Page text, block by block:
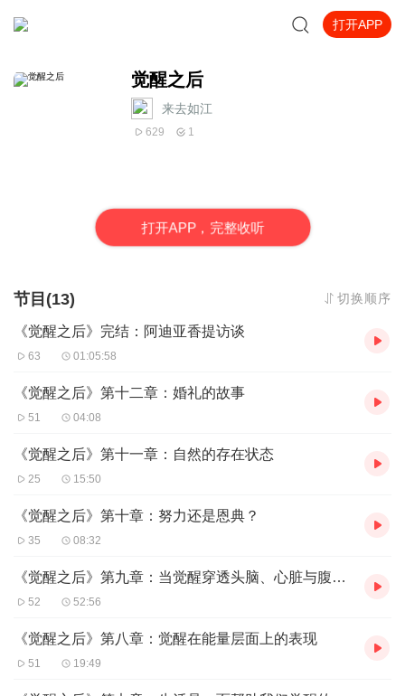
打开APP
觉醒之后
来去如江
629 1
打开APP，完整收听
节目(13) 切换顺序
《觉醒之后》完结：阿迪亚香提访谈
63 01:05:58
《觉醒之后》第十二章：婚礼的故事
51 04:08
《觉醒之后》第十一章：自然的存在状态
25 15:50
《觉醒之后》第十章：努力还是恩典？
35 08:32
《觉醒之后》第九章：当觉醒穿透头脑、心脏与腹部时
52 52:56
《觉醒之后》第八章：觉醒在能量层面上的表现
51 19:49